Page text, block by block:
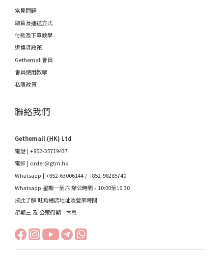
常見問題
取貨及運送方式
付款及下單教學
退換貨政策
Gethemall會員
會員使用教學
私隱政策
聯絡我們
Gethemall (HK) Ltd
電話 | +852-35719437
電郵 | order@gtm.hk
Whatsapp | +852-63006144 /+852-98285740
Whatsapp 星期一至六 辦公時間 - 10:00至16:30
按此了解 旺角總店地址及營業時間
星期三 及 公眾假期 - 休息